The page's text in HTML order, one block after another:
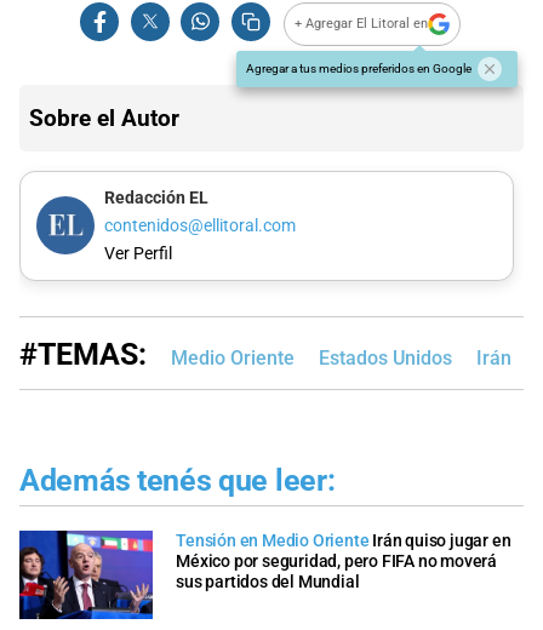
+ Agregar El Litoral en
Agregar a tus medios preferidos en Google
Sobre el Autor
Redacción EL
contenidos@ellitoral.com
Ver Perfil
#TEMAS: Medio Oriente Estados Unidos Irán
Además tenés que leer:
Tensión en Medio Oriente Irán quiso jugar en
México por seguridad, pero FIFA no moverá
sus partidos del Mundial